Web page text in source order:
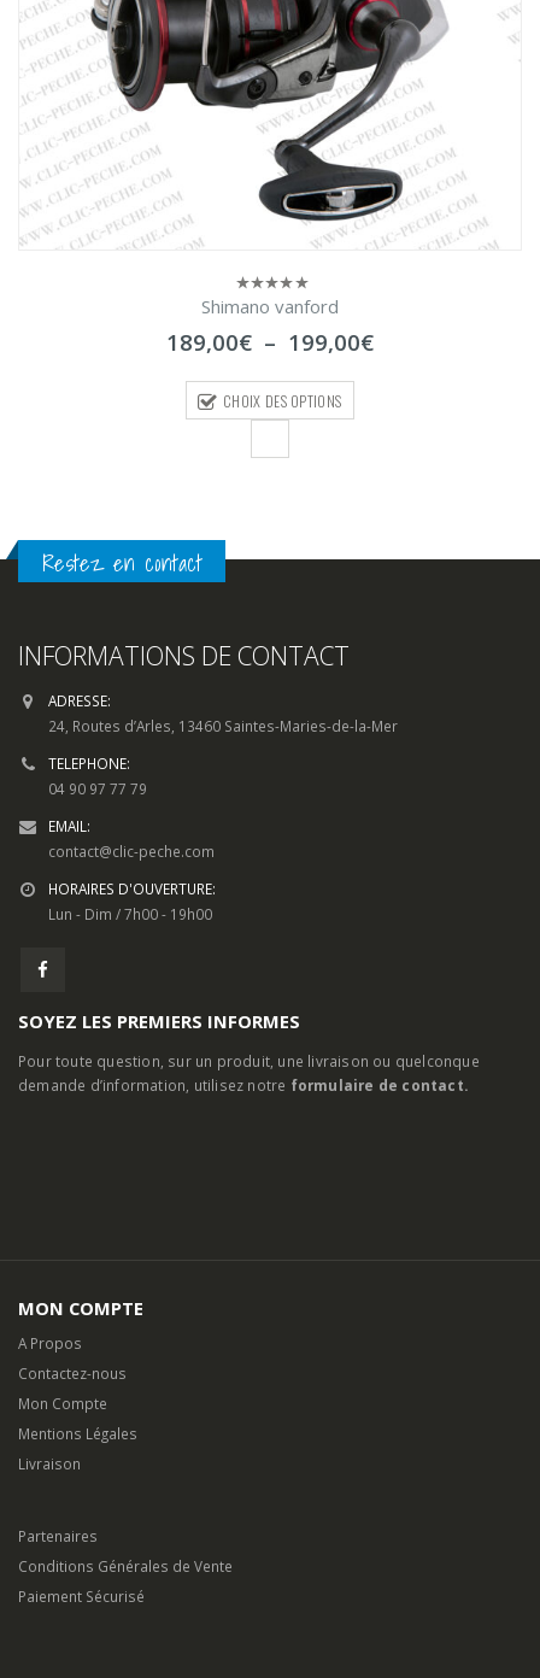
0
5
Shimano vanford
189,00€ – 199,00€Plage
CHOIX DES OPTIONS
Restez en contact
INFORMATIONS DE CONTACT
ADRESSE:
24, Routes d’Arles, 13460 Saintes-Maries-de-la-Mer
TELEPHONE:
04 90 97 77 79
EMAIL:
contact@clic-peche.com
HORAIRES D'OUVERTURE:
Lun - Dim / 7h00 - 19h00
SOYEZ LES PREMIERS INFORMES
Pour toute question, sur un produit, une livraison ou quelconque
demande d’information, utilisez notre formulaire de contact.
MON COMPTE
A Propos
Contactez-nous
Mon Compte
Mentions Légales
Livraison
Partenaires
Conditions Générales de Vente
Paiement Sécurisé